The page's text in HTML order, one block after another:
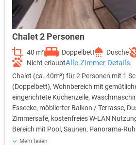
Chalet 2 Personen
40 m² Doppelbett Dusche
Nicht erlaubtAlle Zimmer Details
Chalet (ca. 40m²) für 2 Personen mit 1
(Doppelbett), Wohnbereich mit
eingerichtete Küchenzeile,
Essecke, möblierter Balkon / Terrasse,
Zimmersafe, kostenfreies W-LAN
Bereich mit Pool, Saunen, Panorama-
Verfügbare Einrichtungen: • 1
Mehr lesen